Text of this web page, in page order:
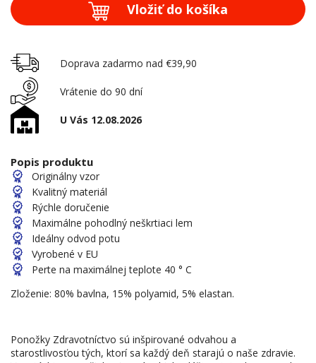
Vložiť do košíka
Doprava zadarmo nad €39,90
Vrátenie do 90 dní
U Vás 12.08.2026
Popis produktu
Originálny vzor
Kvalitný materiál
Rýchle doručenie
Maximálne pohodlný neškrtiaci lem
Ideálny odvod potu
Vyrobené v EU
Perte na maximálnej teplote 40 ° C
Zloženie: 80% bavlna, 15% polyamid, 5% elastan.
Ponožky Zdravotníctvo sú inšpirované odvahou a
starostlivosťou tých, ktorí sa každý deň starajú o naše zdravie.